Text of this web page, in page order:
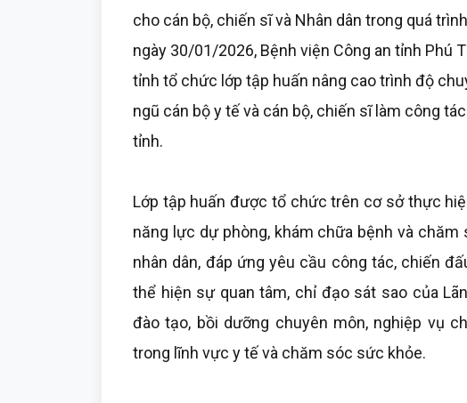
cho cán bộ, chiến sĩ và Nhân dân trong quá
ngày 30/01/2026, Bệnh viện Công an tỉnh Phú
tỉnh tổ chức lớp tập huấn nâng cao trình độ
ngũ cán bộ y tế và cán bộ, chiến sĩ làm công
tỉnh.
Lớp tập huấn được tổ chức trên cơ sở thực
năng lực dự phòng, khám chữa bệnh và
nhân dân, đáp ứng yêu cầu công tác, chiến
thể hiện sự quan tâm, chỉ đạo sát sao của
đào tạo, bồi dưỡng chuyên môn, nghiệp vụ
trong lĩnh vực y tế và chăm sóc sức khỏe.